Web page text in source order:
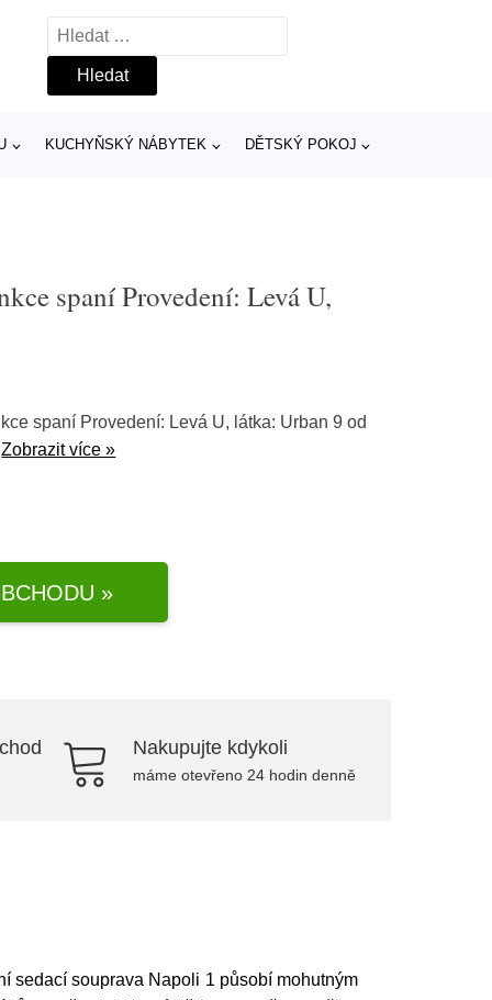
Vyhledávání
KUCHYŇSKÝ NÁBYTEK DĚTSKÝ POKOJ
spaní Provedení: Levá U,
spaní Provedení: Levá U, látka: Urban 9 od
Zobrazit více »
»
Nakupujte kdykoli
máme otevřeno 24 hodin denně
sedací souprava Napoli 1 působí mohutným